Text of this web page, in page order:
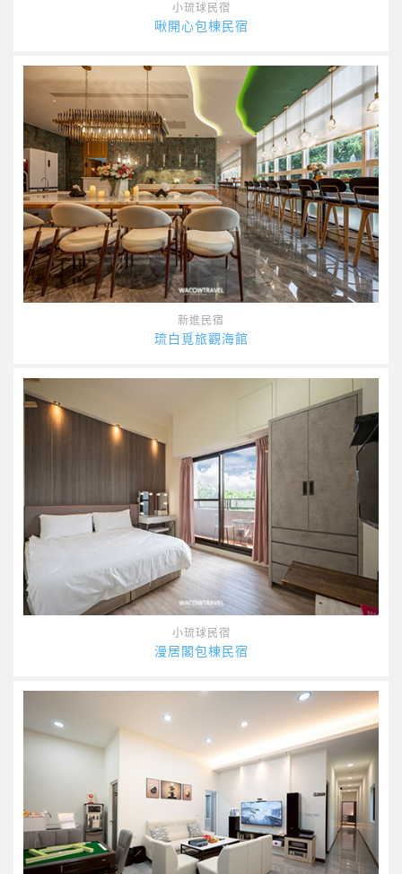
小琉球民宿
啾開心包棟民宿
新進民宿
琉白覓旅觀海館
小琉球民宿
漫居閣包棟民宿